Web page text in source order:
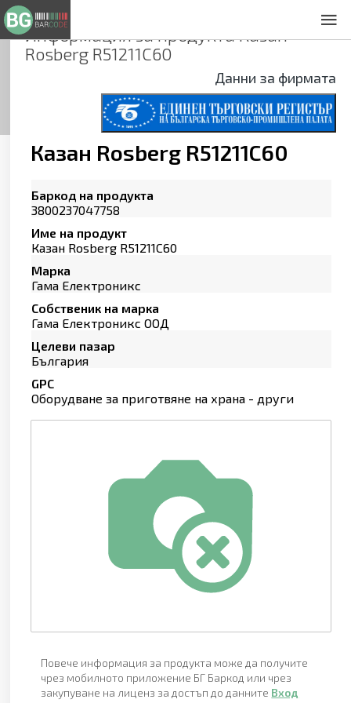
Информация за продуктаКазан
Rosberg R51211C60
Данни за фирмата
Казан Rosberg R51211C60
Баркод на продукта
3800237047758
Име на продукт
Казан Rosberg R51211C60
Марка
Гама Електроникс
Собственик на марка
Гама Електроникс ООД
Целеви пазар
България
GPC
Оборудване за приготвяне на храна - други
Повече информация за продукта може да получите
чрез мобилното приложение БГ Баркод или чрез
закупуване на лиценз за достъп до данните Вход
Общи условия
Декларация за проверителност
Заснемане на продукти
Контакти